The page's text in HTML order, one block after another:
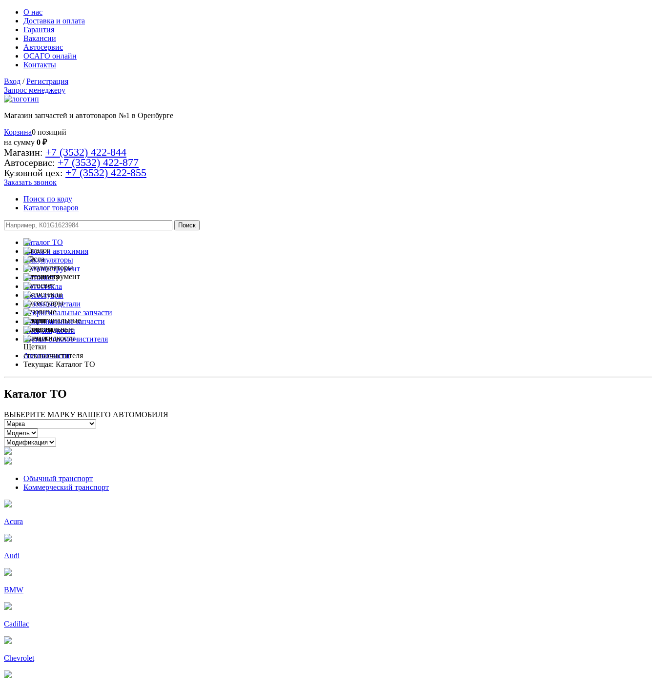
О нас
Доставка и оплата
Гарантия
Вакансии
Автосервис
ОСАГО онлайн
Контакты
Вход / Регистрация
Запрос менеджеру
Магазин запчастей и автотоваров №1 в Оренбурге
Корзина0 позиций
на сумму 0 ₽
Магазин: +7 (3532) 422-844
Автосервис: +7 (3532) 422-877
Кузовной цех: +7 (3532) 422-855
Заказать звонок
Поиск по коду
Каталог товаров
Каталог ТО
Масла и автохимия
Аккумуляторы
Автоинструмент
Автосвет
Автостекла
Аксессуары
Кузовные детали
Неоригинальные запчасти
Оригинальные запчасти
Спец.жидкости
Щетки стеклоочистителя
Автозапчасти
Текущая: Каталог ТО
Каталог ТО
ВЫБЕРИТЕ МАРКУ ВАШЕГО АВТОМОБИЛЯ
Обычный транспорт
Коммерческий транспорт
Acura
Audi
BMW
Cadillac
Chevrolet